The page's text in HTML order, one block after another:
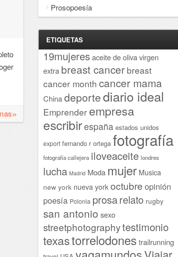
»
Prosopoesía
ETIQUETAS
19mujeresaceite de oliva virgen
extra breast cancer breast
cancer month cancer mama
Chinadeportediario ideal
Emprender empresa
escribirespaña estados unidos
export fernando r ortega fotografía
fotografía callejera iloveaceite londres
lucha Madrid Moda mujer Musica
new york nueva york octubre opinión
poesía Polonia prosarelato rugby
san antonio sexo
streetphotographytestimonio
texastorrelodones trailrunning